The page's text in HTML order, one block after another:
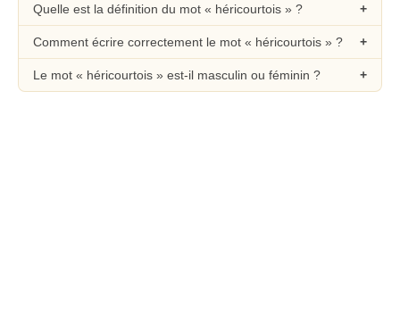
Quelle est la définition du mot « héricourtois » ?
Comment écrire correctement le mot « héricourtois » ?
Le mot « héricourtois » est-il masculin ou féminin ?